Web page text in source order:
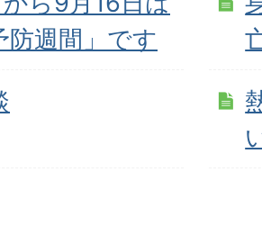
防週間」です